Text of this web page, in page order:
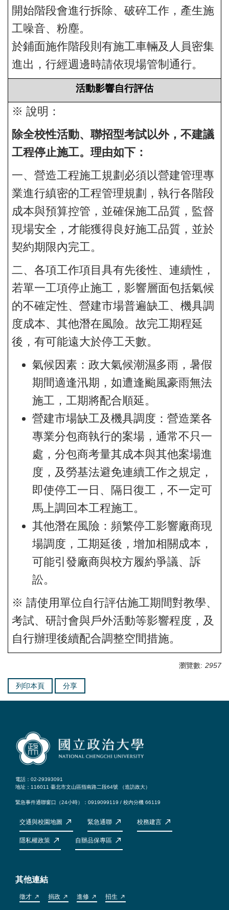
開始階段會進行拆除、破碎工作，產生施
工噪音、粉塵。
於鋪面施作階段則有施工車輛及人員密集
進出，行經週邊時請依現場管制通行。
活動影響自行評估
※ 說明：
除全校性活動、聯招型考試以外，不建議
工程停止施工。理由如下：
一、營造工程施工規劃必須以營建管理專
業進行縝密的工程管理規劃，執行各階段
成本與預算控管，並確保施工品質，監督
現場安全，才能獲得良好施工品質，並於
契約期限內完工。
二、各項工作項目具有先後性、連續性，
若單一工項停止施工，影響層面包括氣候
的不確定性、營建市場普遍缺工、機具調
度成本、其他潛在風險。故完工期程延
後，有可能遠大於停工天數。
氣候因素：政大氣候潮濕多雨，暑假
期間適逢汛期，如遭逢颱風豪雨無法
施工，工期將配合順延。
營建市場缺工及機具調度：營造業各
專業分包商執行的案場，通常不只一
處，分包商考量其成本與其他案場進
度，及勞基法避免連續工作之規定，
即使停工一日、隔日復工，不一定可
馬上調回本工程施工。
其他潛在風險：頻繁停工影響廠商現
場調度，工期延後，增加相關成本，
可能引發廠商與校方履約爭議、訴
訟。
※ 請使用單位自行評估施工期間對教學、
考試、研討會與戶外活動等影響程度，及
自行辦理後續配合調整空間措施。
瀏覽數: 2957
列印本頁 分享
電話：02-29393091
地址：116011 臺北市文山區指南路二段64號 （造訪政大）
緊急事件通聯窗口（24小時）：0919099119 / 校內分機 66119
交通與校園地圖 緊急通聯 校務建言
隱私權政策 自辦品保專區
其他連結
徵才 捐政 進修 招生